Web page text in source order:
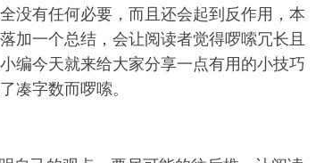
没有任何必要，而且还会起到反作用，本
加一个总结，会让阅读者觉得啰嗦冗长且
编今天就来给大家分享一点有用的小技巧
凑字数而啰嗦。